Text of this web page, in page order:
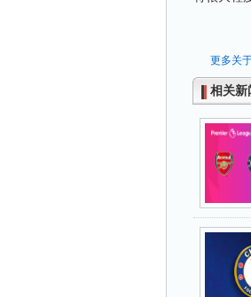
更多关
相关新